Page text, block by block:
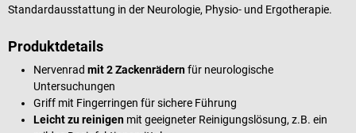
Standardausstattung in der Neurologie, Physio- und Ergotherapie.
Produktdetails
Nervenrad mit 2 Zackenrädernfür neurologische
Untersuchungen
Griff mit Fingerringen für sichere Führung
Leicht zu reinigen mit geeigneter Reinigungslösung, z.B. ein